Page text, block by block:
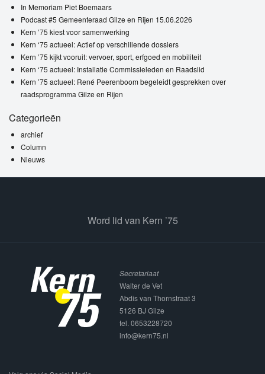
In Memoriam Piet Boemaars
Podcast #5 Gemeenteraad Gilze en Rijen 15.06.2026
Kern ’75 kiest voor samenwerking
Kern ‘75 actueel: Actief op verschillende dossiers
Kern ’75 kijkt vooruit: vervoer, sport, erfgoed en mobiliteit
Kern ‘75 actueel: Installatie Commissieleden en Raadslid
Kern ’75 actueel: René Peerenboom begeleidt gesprekken over
raadsprogramma Gilze en Rijen
Categorieën
archief
Column
Nieuws
Word lid van Kern ’75
Secretariaat
Walter de Vet
Abdis van Thornstraat 3
5126 BJ Gilze
tel. 0653228720
info@kern75.nl